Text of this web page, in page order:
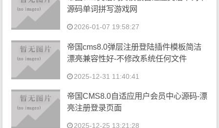
源码单词拼写游戏网
2026-01-07 19:58:27
帝国cms8.0弹层注册登陆插件模板简洁
漂亮兼容性好-不修改系统任何文件
2025-12-31 11:40:41
帝国CMS8.0自适应用户会员中心源码-漂
亮注册登录页面
2025-12-25 13:21:28